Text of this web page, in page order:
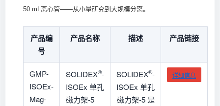
50 mL离心管——从小量研究到大规模分离。
产品编
号
产品名称 描述 产品链接
GMP-
ISOEx-
Mag-
SOLIDEX®-
ISOEx 单孔
磁力架-5
SOLIDEX®-
ISOEx 单孔
磁力架-5 是
详细信息